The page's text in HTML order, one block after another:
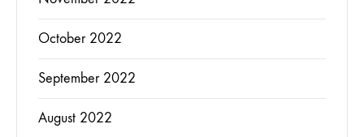
October 2022
September 2022
August 2022